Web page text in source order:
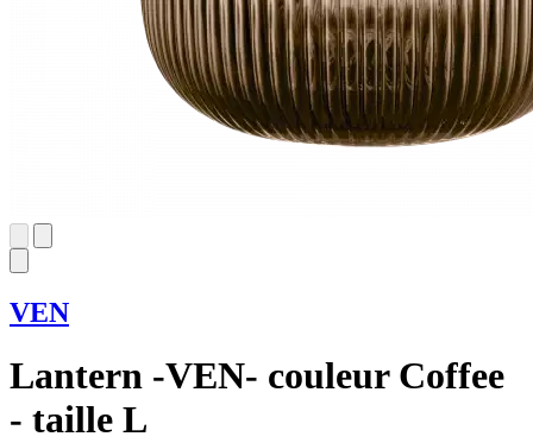
VEN
Lantern -VEN- couleur Coffee
- taille L